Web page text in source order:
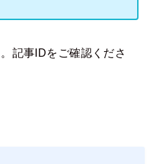
記事IDをご確認くださ